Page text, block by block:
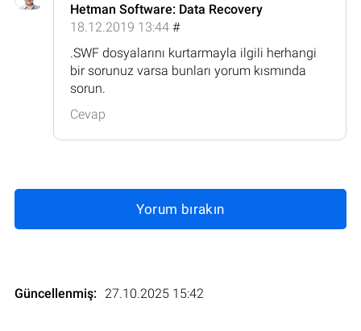
Hetman Software: Data Recovery
18.12.2019 13:44 #
.SWF dosyalarını kurtarmayla ilgili herhangi
bir sorunuz varsa bunları yorum kısmında
sorun.
Cevap
Yorum bırakın
Güncellenmiş: 27.10.2025 15:42